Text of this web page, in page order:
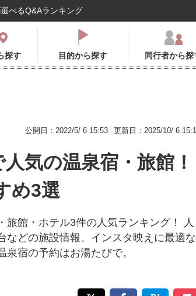
べるQ&Aランキング
探す 目的から探す 同行者から探
公開日：2022/5/ 6 15:53 更新日：2025/10/ 6
気の温泉宿・旅館！
め3選
旅館・ホテル3件の人気ランキング！ 人
などの施設情報、インスタ映えに最適な
宿の予約はお湯たびで。